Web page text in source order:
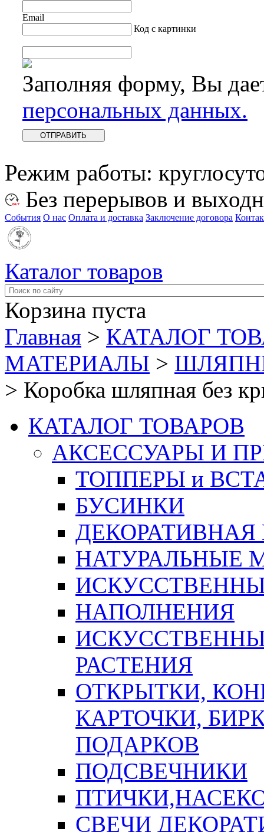
Email
Код с картинки
Заполняя форму, Вы
персональных данных.
Режим работы:
Без перерывов и
События О нас Оплата и доставка Заключение договора
Каталог товаров
Корзина пуста
Главная > КАТАЛОГ
МАТЕРИАЛЫ >
> Коробка шляпная без
КАТАЛОГ ТОВАРОВ
АКСЕССУАРЫ И
ТОППЕРЫ и
БУСИНКИ
ДЕКОРАТИВНАЯ
НАТУРАЛЬНЫЕ
НАПОЛНЕНИЯ
РАСТЕНИЯ
ОТКРЫТКИ,
КАРТОЧКИ,
ПОДАРКОВ
ПОДСВЕЧНИКИ
СВЕЧИ